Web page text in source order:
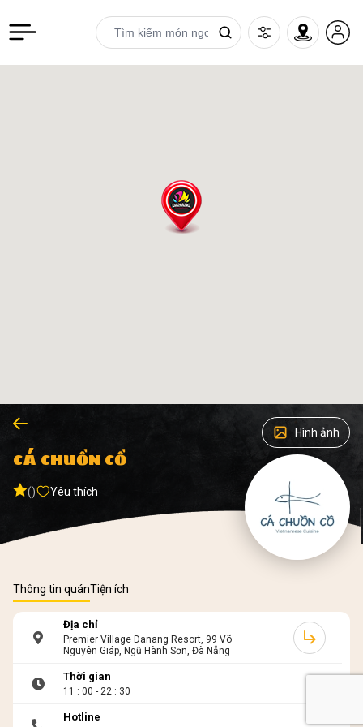
Hình ảnh
CÁ CHUỒN CỒ
() Yêu thích
Thông tin quánTiện ích
Địa chỉ
Premier Village Danang Resort, 99 Võ
Nguyên Giáp, Ngũ Hành Sơn, Đà Nẵng
Thời gian
11 : 00 - 22 : 30
Hotline